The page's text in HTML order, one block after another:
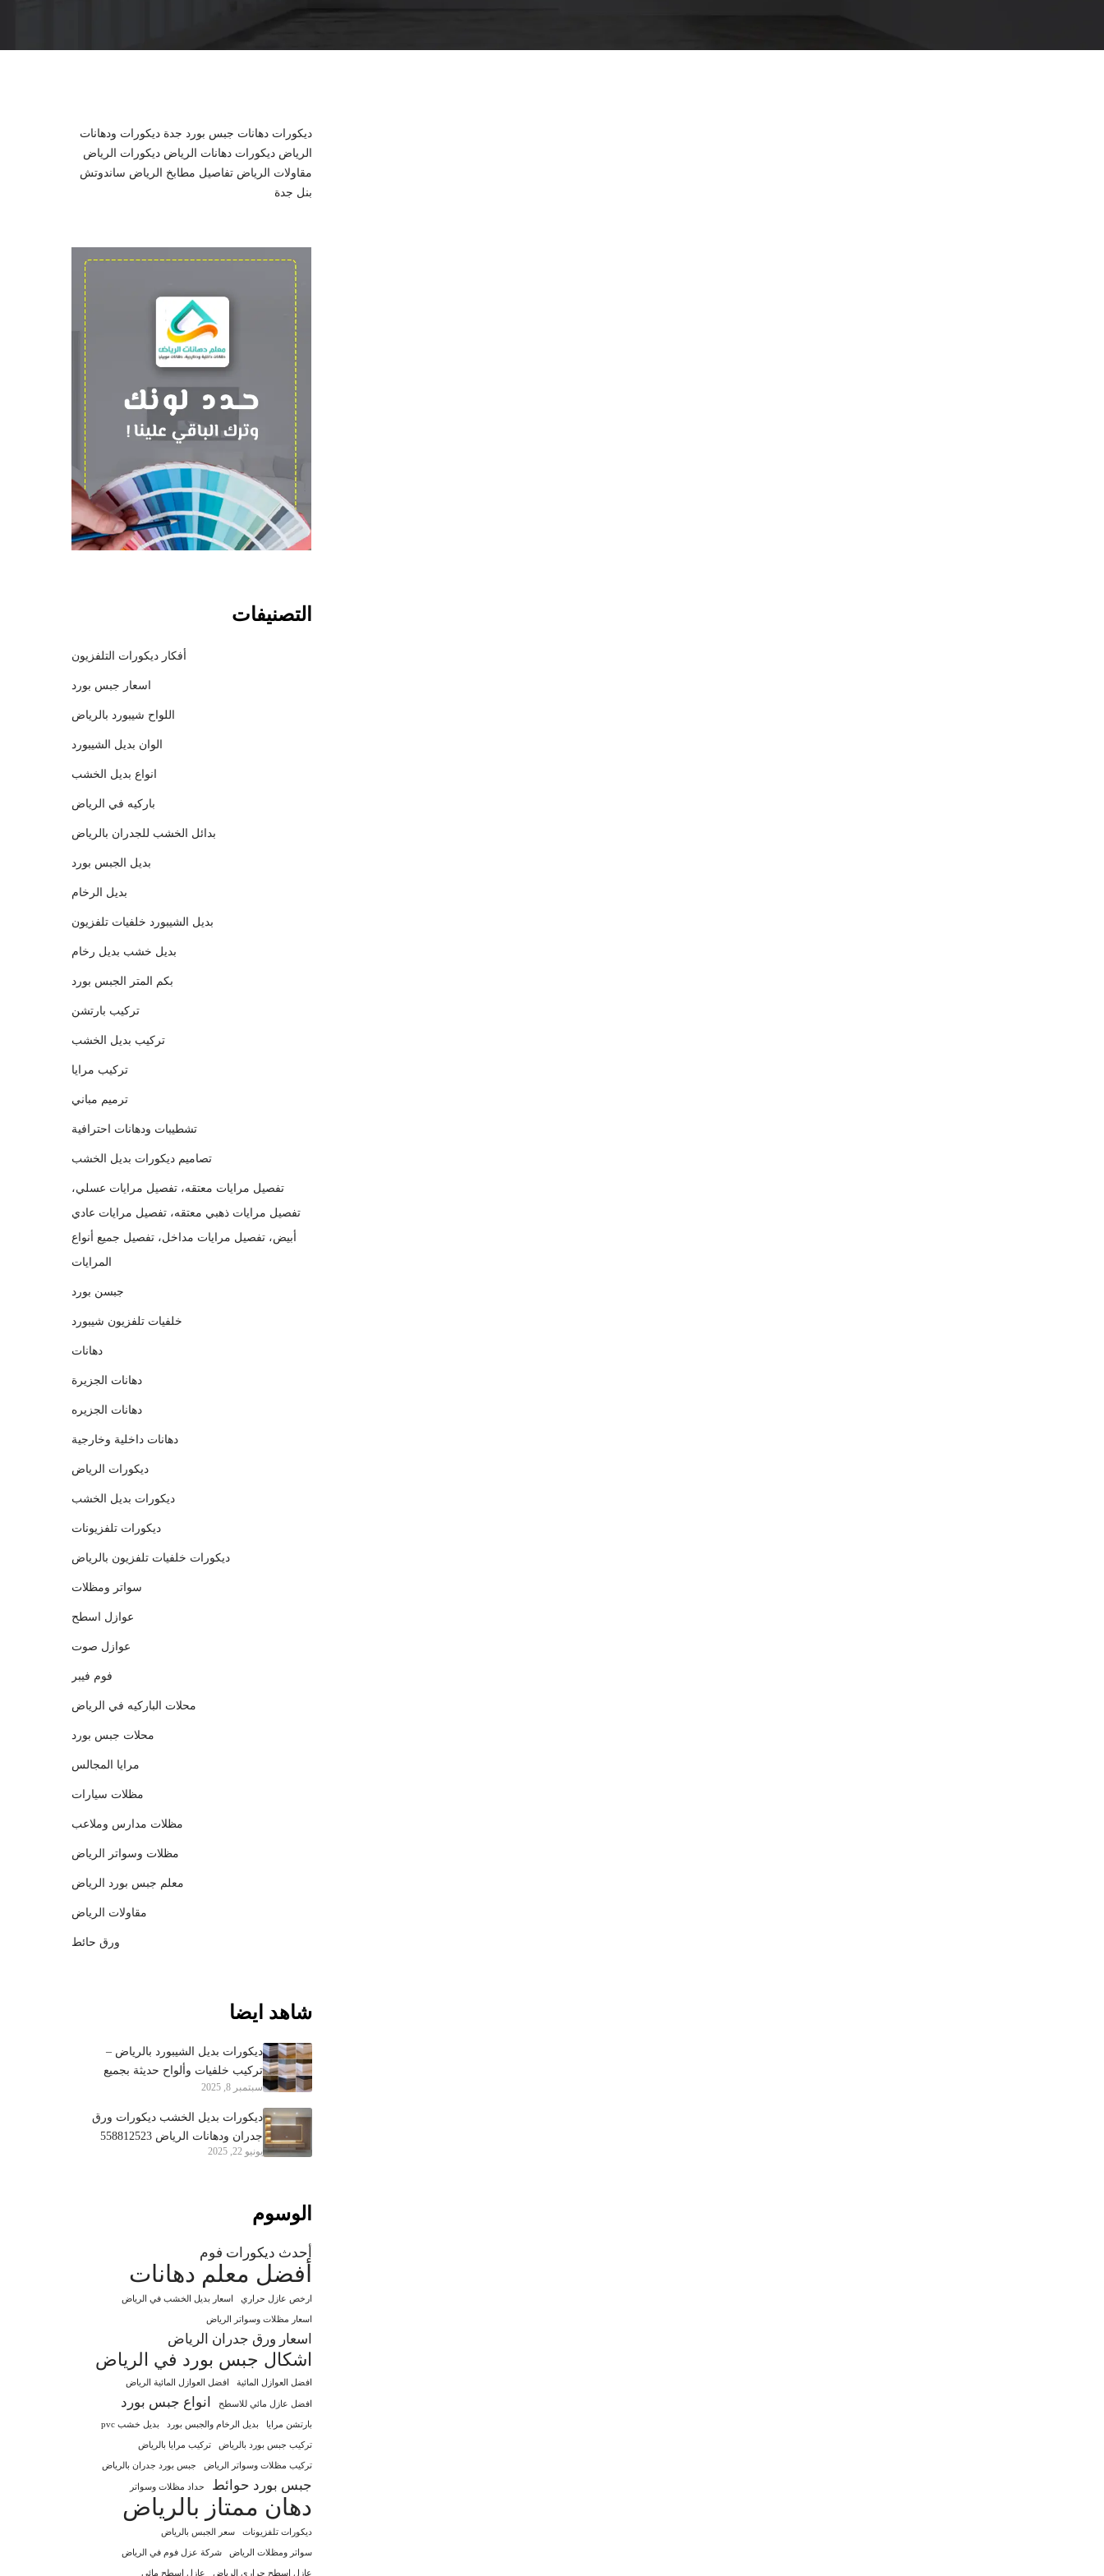
ديكورات دهانات جبس بورد جدةديكورات ودهانات
الرياض ديكورات دهانات الرياض ديكورات الرياض
مقاولات الرياض تفاصيل مطابخ الرياض ساندوتش
بنل جدة
التصنيفات
أفكار ديكورات التلفزيون
اسعار جبس بورد
اللواح شيبورد بالرياض
الوان بديل الشيبورد
انواع بديل الخشب
باركيه في الرياض
بدائل الخشب للجدران بالرياض
بديل الجبس بورد
بديل الرخام
بديل الشيبورد خلفيات تلفزيون
بديل خشب بديل رخام
بكم المتر الجبس بورد
تركيب بارتشن
تركيب بديل الخشب
تركيب مرايا
ترميم مباني
تشطيبات ودهانات احترافية
تصاميم ديكورات بديل الخشب
تفصيل مرايات معتقه، تفصيل مرايات عسلي،
تفصيل مرايات ذهبي معتقه، تفصيل مرايات عادي
أبيض، تفصيل مرايات مداخل، تفصيل جميع أنواع
المرايات
جبسن بورد
خلفيات تلفزيون شيبورد
دهانات
دهانات الجزيرة
دهانات الجزيره
دهانات داخلية وخارجية
ديكورات الرياض
ديكورات بديل الخشب
ديكورات تلفزيونات
ديكورات خلفيات تلفزيون بالرياض
سواتر ومظلات
عوازل اسطح
عوازل صوت
فوم فيبر
محلات الباركيه في الرياض
محلات جبس بورد
مرايا المجالس
مظلات سيارات
مظلات مدارس وملاعب
مظلات وسواتر الرياض
معلم جبس بورد الرياض
مقاولات الرياض
ورق حائط
شاهد ايضا
ديكورات بديل الشيبورد بالرياض –
تركيب خلفيات وألواح حديثة بجميع
الأحياء 0558812523
سبتمبر 8, 2025
ديكورات بديل الخشب ديكورات ورق
جدران ودهانات الرياض 558812523
يونيو 22, 2025
الوسوم
أحدث ديكورات فوم
أفضل معلم دهانات
ارخص عازل حراري اسعار بديل الخشب في الرياض
اسعار مظلات وسواتر الرياض
اسعار ورق جدران الرياض
اشكال جبس بورد في الرياض
افضل العوازل المائية افضل العوازل المائية الرياض
افضل عازل مائي للاسطح انواع جبس بورد
بارتشن مرايا بديل الرخام والجبس بورد بديل خشب pvc
تركيب جبس بورد بالرياض تركيب مرايا بالرياض
تركيب مظلات وسواتر الرياض جبس بورد جدران بالرياض
جبس بورد حوائط حداد مظلات وسواتر
دهان ممتاز بالرياض
ديكورات تلفزيونات سعر الجبس بالرياض
سواتر ومظلات الرياض شركة عزل فوم في الرياض
عازل اسطح حراري الرياض عازل اسطح مائي